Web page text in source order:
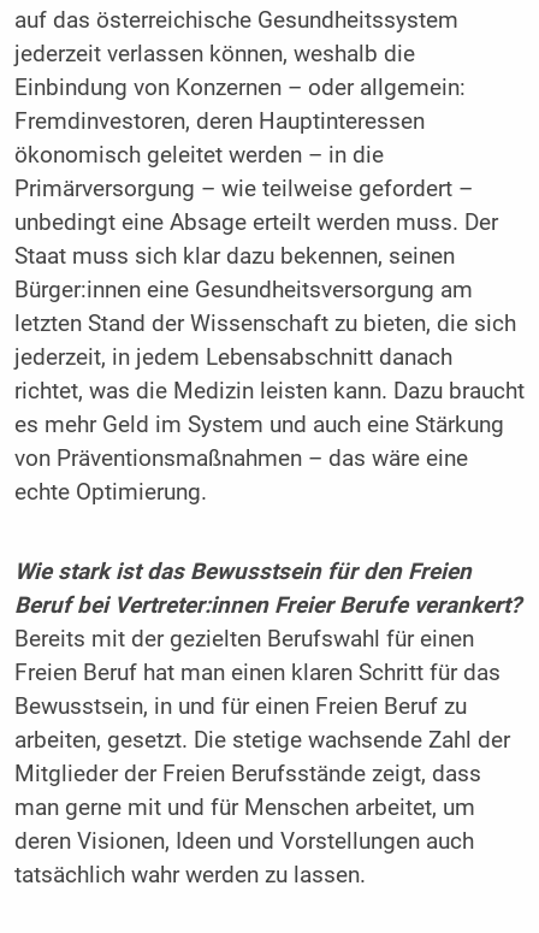
auf das österreichische Gesundheitssystem
jederzeit verlassen können, weshalb die
Einbindung von Konzernen – oder allgemein:
Fremdinvestoren, deren Hauptinteressen
ökonomisch geleitet werden – in die
Primärversorgung – wie teilweise gefordert –
unbedingt eine Absage erteilt werden muss. Der
Staat muss sich klar dazu bekennen, seinen
Bürger:innen eine Gesundheitsversorgung am
letzten Stand der Wissenschaft zu bieten, die sich
jederzeit, in jedem Lebensabschnitt danach
richtet, was die Medizin leisten kann. Dazu braucht
es mehr Geld im System und auch eine Stärkung
von Präventionsmaßnahmen – das wäre eine
echte Optimierung.
Wie stark ist das Bewusstsein für den Freien
Beruf bei Vertreter:innen Freier Berufe verankert?
Bereits mit der gezielten Berufswahl für einen
Freien Beruf hat man einen klaren Schritt für das
Bewusstsein, in und für einen Freien Beruf zu
arbeiten, gesetzt. Die stetige wachsende Zahl der
Mitglieder der Freien Berufsstände zeigt, dass
man gerne mit und für Menschen arbeitet, um
deren Visionen, Ideen und Vorstellungen auch
tatsächlich wahr werden zu lassen.